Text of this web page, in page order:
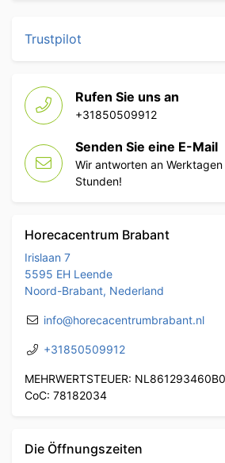
Trustpilot
Rufen Sie uns an
+31850509912
Senden Sie eine E-Mail
Wir antworten an
Stunden!
Horecacentrum Brabant
Irislaan 7
5595 EH Leende
Noord-Brabant, Nederland
info@horecacentrumbrabant.nl
+31850509912
MEHRWERTSTEUER:
CoC: 78182034
Die Öffnungszeiten